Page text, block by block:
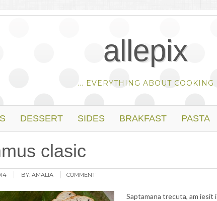
allepix
... EVERYTHING ABOUT COOKING
DESSERT SIDES BRAKFAST PASTA
clasic
BY: AMALIA COMMENT
Saptamana trecuta, am iesit